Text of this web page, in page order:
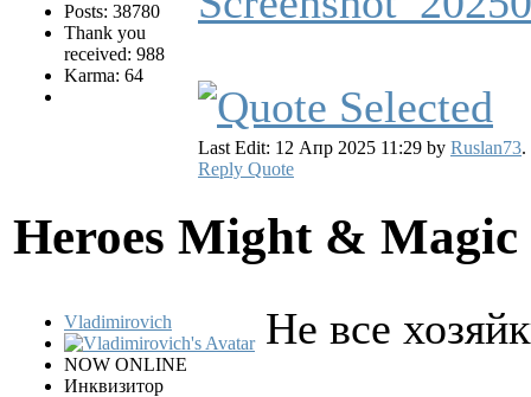
Posts: 38780
Thank you
received: 988
Karma: 64
Last Edit: 12 Апр 2025 11:29 by Ruslan73.
Reply Quote
Heroes Might &
Vladimirovich
NOW ONLINE
Инквизитор
Не все